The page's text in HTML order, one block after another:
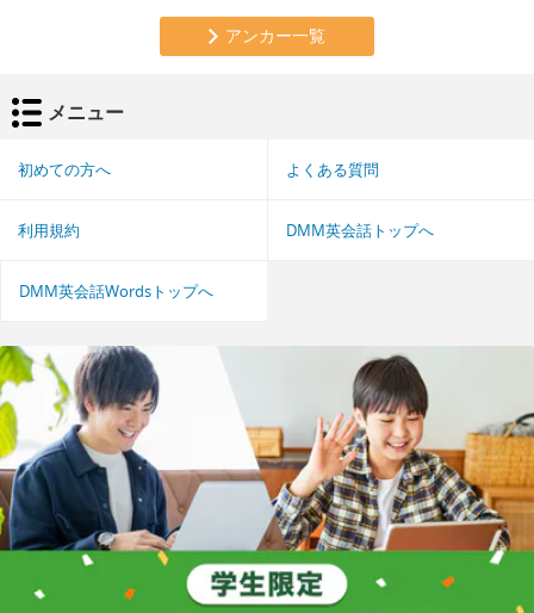
アンカー一覧
メニュー
初めての方へ よくある質問
利用規約 DMM英会話トップへ
DMM英会話Wordsトップへ